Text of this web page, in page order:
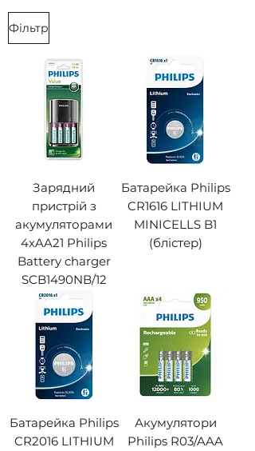
Фільтр
Зарядний
пристрій з
акумуляторами
4xAA21 Philips
Battery charger
SCB1490NB/12
Батарейка Philips
CR1616 LITHIUM
MINICELLS B1
(блістер)
Батарейка Philips
CR2016 LITHIUM
Акумулятори
Philips R03/AAA